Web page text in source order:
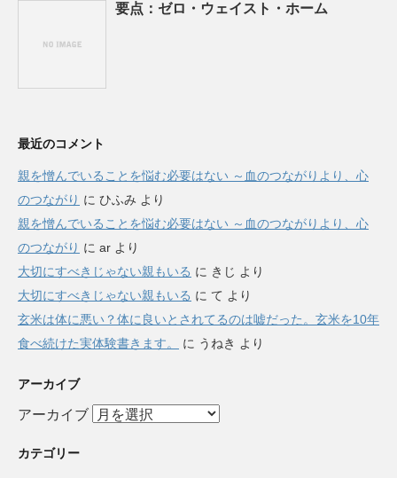
要点：ゼロ・ウェイスト・ホーム
最近のコメント
親を憎んでいることを悩む必要はない ～血のつながりより、心
のつながり に ひふみ より
親を憎んでいることを悩む必要はない ～血のつながりより、心
のつながり に ar より
大切にすべきじゃない親もいる に きじ より
大切にすべきじゃない親もいる に て より
玄米は体に悪い？体に良いとされてるのは嘘だった。玄米を10年
食べ続けた実体験書きます。
に うねき より
アーカイブ
アーカイブ
カテゴリー